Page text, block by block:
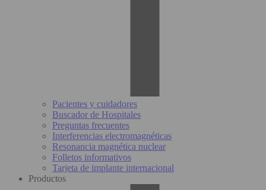
Pacientes y cuidadores
Buscador de Hospitales
Preguntas frecuentes
Interferencias electromagnéticas
Resonancia magnética nuclear
Folletos informativos
Tarjeta de implante internacional
Productos